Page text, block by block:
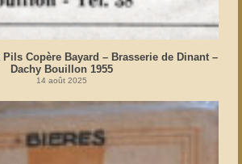
Copère Bayard – Brasserie de Dinant –
Dachy Bouillon 1955
14 août 2025